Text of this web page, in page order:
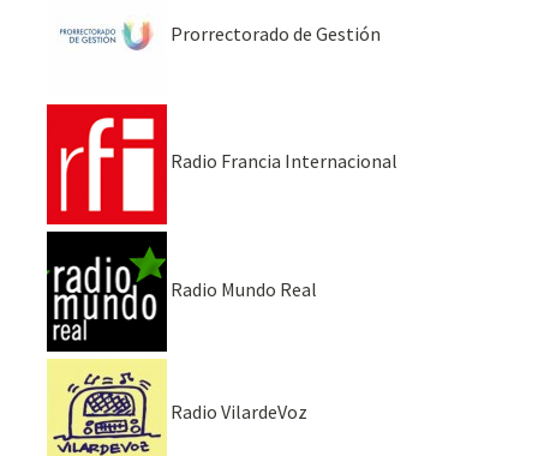
Prorrectorado de Gestión
Radio Francia Internacional
Radio Mundo Real
Radio VilardeVoz